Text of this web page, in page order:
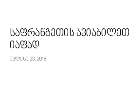
საფრანგეთის
იაფად
ივლისი 23, 2018